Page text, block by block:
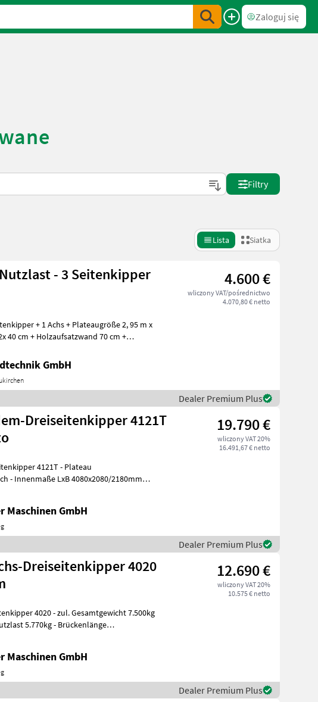
Zaloguj się
Filtry
Lista Siatka
- 3 Seitenkipper 4.600 €
wliczony VAT/pośrednictwo
4.070,80 € netto
+ 1 Achs + Plateaugröße 2, 95 m x
40 cm + Holzaufsatzwand 70 cm +
GmbH
Dealer Premium Plus
Dreiseitenkipper 4121T
19.790 €
wliczony VAT 20%
16.491,67 € netto
4121T - Plateau
- Innenmaße LxB 4080x2080/2180mm
Maschinen GmbH
Dealer Premium Plus
Dreiseitenkipper 4020
12.690 €
wliczony VAT 20%
10.575 € netto
Gesamtgewicht 7.500kg
5.770kg - Brückenlänge
Maschinen GmbH
Dealer Premium Plus